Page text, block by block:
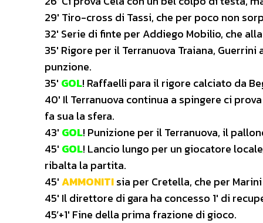
29′ Tiro-cross di Tassi, che per poco non
32′ Serie di finte per Addiego Mobilio, che
35′ Rigore per il Terranuova Traiana,
punzione.
35′ GOL! Raffaelli para il rigore calciato da
40′ Il Terranuova continua a spingere ci
fa sua la sfera.
43′ GOL! Punizione per il Terranuova, il
45′ GOL! Lancio lungo per un giocatore
ribalta la partita.
45′AMMONITIsia per Cretella, che per
45′ Il direttore di gara ha concesso 1′ di
45’+1′ Fine della prima frazione di gioco.